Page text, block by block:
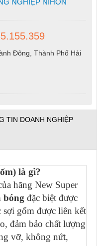
Đông, Thành Phố Hải
TIN DOANH NGHIỆP
là gì?
hãng New Super
bóng đặc biệt được
sợi gốm được liên kết
đảm bảo chất lượng
vỡ, không nứt,